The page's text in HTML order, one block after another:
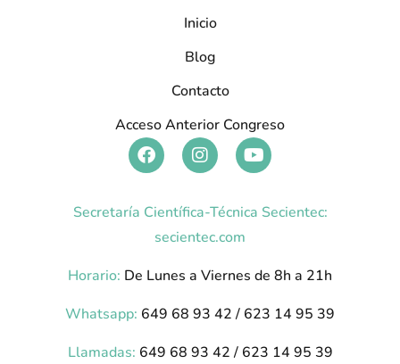
Inicio
Blog
Contacto
Acceso Anterior Congreso
Secretaría Científica-Técnica Secientec:
secientec.com
Horario: De Lunes a Viernes de 8h a 21h
Whatsapp: 649 68 93 42 / 623 14 95 39
Llamadas: 649 68 93 42 / 623 14 95 39